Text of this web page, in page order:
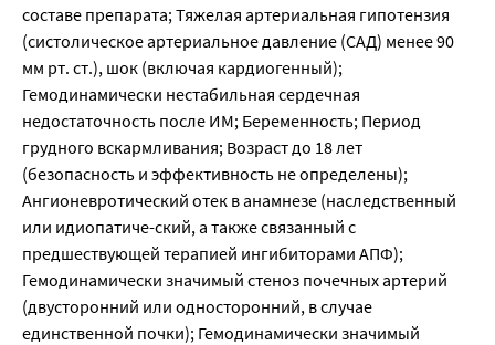
составе препарата; Тяжелая артериальная гипотензия
(систолическое артериальное давление (САД) менее 90
мм рт. ст.), шок (включая кардиогенный);
Гемодинамически нестабильная сердечная
недостаточность после ИМ; Беременность; Период
грудного вскармливания; Возраст до 18 лет
(безопасность и эффективность не определены);
Ангионевротический отек в анамнезе (наследственный
или идиопатиче-ский, а также связанный с
предшествующей терапией ингибиторами АПФ);
Гемодинамически значимый стеноз почечных артерий
(двусторонний или односторонний, в случае
единственной почки); Гемодинамически значимый